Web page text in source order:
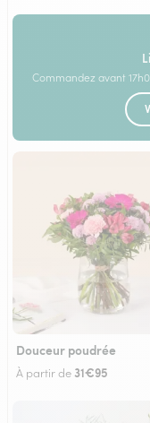
Commandez avant
Douceur poudrée
À partir de 31€95